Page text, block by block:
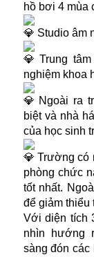
hồ bơi 4 mùa
Studio âm
Trung
nghiệm khoa
Ngoài ra
biệt và nhà
của học sinh
Trường có
phòng chức
tốt nhất.
để giảm thiểu
Với diện tích
nhìn hướng
sàng đón